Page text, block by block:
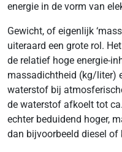
energie in de vorm van
Gewicht, of eigenlijk
uiteraard een grote rol.
de relatief hoge energie-
massadichtheid (kg/liter)
waterstof bij
de waterstof afkoelt tot
echter beduidend hoger,
dan bijvoorbeeld diesel of